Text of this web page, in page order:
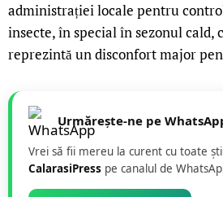
administrației locale pentru
insecte, în special în sezonul cald,
reprezintă un disconfort major
Urmărește-ne pe
Vrei să fii mereu la curent cu toate
CalarasiPress pe canalul de